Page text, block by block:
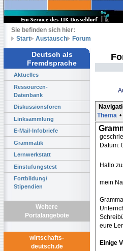
Sie befinden sich hier:
Start
Austausch Forum
Deutsch als
Fremdsprache
Aktuelles
Ressourcen-
Datenbank
Diskussionsforen
Linksammlung
E-Mail-Infobriefe
Grammatik
Lernwerkstatt
Einstufungstest
Fortbildung/
Stipendien
Weitere
Portalangebote
wirtschafts-
deutsch.de
Thema •
Datum:
Hallo
mein
eure
Einige